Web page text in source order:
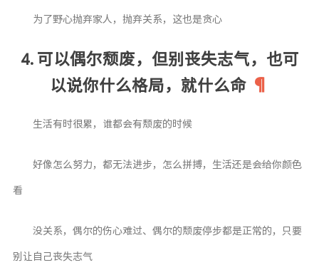
为了野心抛弃家人，抛弃关系，这也是贪心
4. 可以偶尔颓废，但别丧失志气，也可
以说你什么格局，就什么命
生活有时很累，谁都会有颓废的时候
好像怎么努力，都无法进步，怎么拼搏，生活还是会给你颜色
看
没关系，偶尔的伤心难过、偶尔的颓废停步都是正常的，只要
别让自己丧失志气